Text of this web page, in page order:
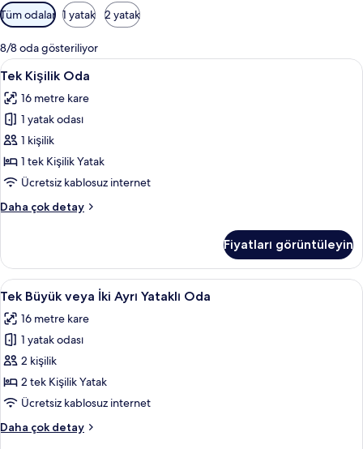
Odalar
için
mevcut
filtreler
Tüm odalar 1 yatak 2 yatak
8/8 oda gösteriliyor
Tek
Kişilik
Oda
için
tüm
fotoğrafları
görün
Tek Kişilik Oda | Masa, ses yalıtımı,
4
Tek Kişilik Oda
16 metre kare
1 yatak odası
1 kişilik
1 tek Kişilik Yatak
Ücretsiz kablosuz internet
Daha çok detay
Tek
daha
fazla
detay
Fiyatları görüntüleyin
Tek
Büyük
veya
İki
Ayrı
Yataklı
Oda
tüm
Tek Büyük veya İki Ayrı Yataklı Oda |
3
Tek Büyük veya İki Ayrı Yataklı Oda
16 metre kare
1 yatak odası
2 kişilik
2 tek Kişilik Yatak
Ücretsiz kablosuz internet
Daha çok detay
Tek